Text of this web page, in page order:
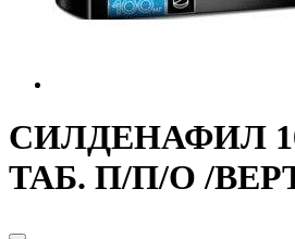
СИЛДЕНАФИЛ
ТАБ. П/П/О /